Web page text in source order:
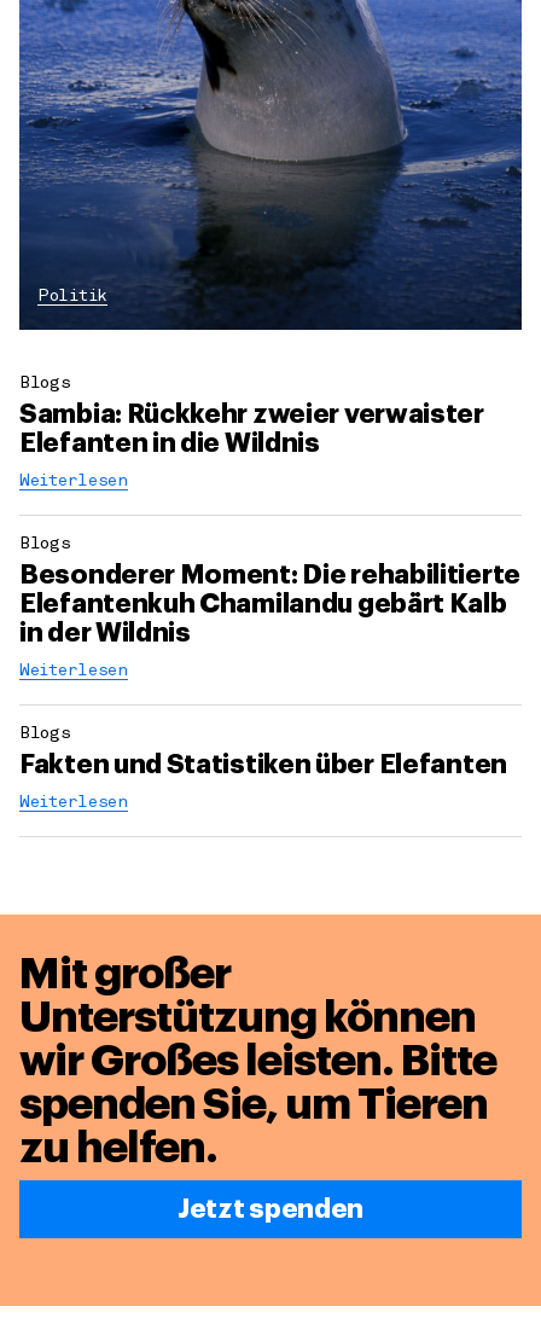
Politik
Blogs
Sambia: Rückkehr zweier verwaister
Elefanten in die Wildnis
Weiterlesen
Blogs
Besonderer Moment: Die rehabilitierte
Elefantenkuh Chamilandu gebärt Kalb
in der Wildnis
Weiterlesen
Blogs
Fakten und Statistiken über Elefanten
Weiterlesen
Mit großer
Unterstützung können
wir Großes leisten. Bitte
spenden Sie, um Tieren
zu helfen.
Jetzt spenden